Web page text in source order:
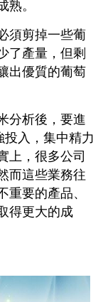
。
須剪掉一些葡
了產量，但剩
出優質的葡萄
分析後，要進
投入，集中精力
上，很多公司
而這些業務往
要的產品、
得更大的成